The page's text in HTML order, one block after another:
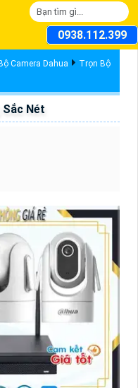
0938.112.399
Camera Dahua
Trọn Bộ
Sắc Nét